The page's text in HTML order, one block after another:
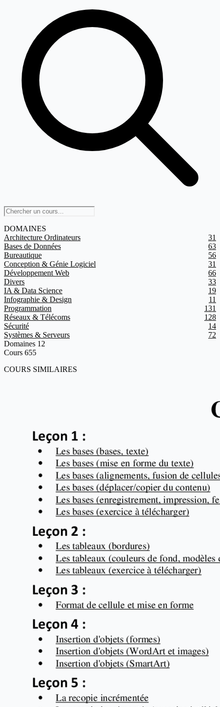
DOMAINES
Architecture Ordinateurs
31
Bases de Données
63
Bureautique
56
Conception & Génie Logiciel
31
Développement Web
66
Divers
33
IA & Data Science
19
Infographie & Design
11
Programmation
131
Réseaux & Télécoms
128
Sécurité
14
Systèmes & Serveurs
72
Domaines 12
Cours 655
COURS SIMILAIRES